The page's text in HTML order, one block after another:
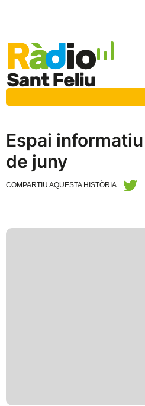
Espai
de juny
COMPARTIU AQUESTA HISTÒRIA